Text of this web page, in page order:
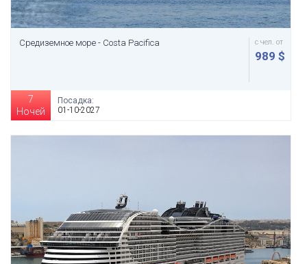
Средиземное море - Costa Pacifica с чел. от
989 $
7
Ночей
Посадка:
01-10-2027